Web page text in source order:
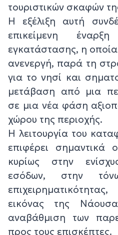
τουριστικών σκαφών
Η εξέλιξη αυτή
επικείμενη
εγκατάστασης, η
ανενεργή, παρά τη
για το νησί και
μετάβαση από μια
σε μια νέα φάση
χώρου της περιοχής.
Η λειτουργία του
επιφέρει
κυρίως στην
εσόδων, στην
εικόνας της
αναβάθμιση των
προς τους επισκέπτες.